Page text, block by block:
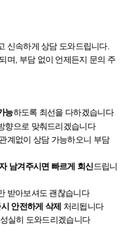
신속하게 상담 도와드립니다.
며, 부담 없이 언제든지 문의 주
능하도록 최선을 다하겠습니다
향으로 맞춰드리겠습니다
계없이 상담 가능하오니 부담
남겨주시면 빠르게 회신 드립니
받아보셔도 괜찮습니다
안전하게 삭제 처리됩니다
실히 도와드리겠습니다